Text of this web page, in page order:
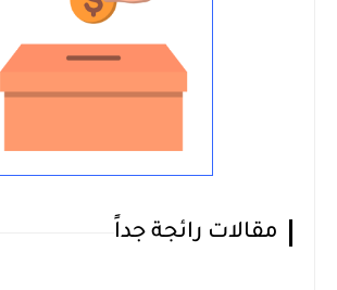
مقالات رائجة جداً